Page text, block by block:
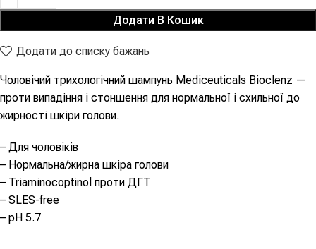
Додати В Кошик
Додати до списку бажань
Чоловічий трихологічний шампунь Mediceuticals Bioclenz —
проти випадіння і стоншення для нормальної і схильної до
жирності шкіри голови.
– Для чоловіків
– Нормальна/жирна шкіра голови
– Triaminocoptinol проти ДГТ
– SLES-free
– pH 5.7